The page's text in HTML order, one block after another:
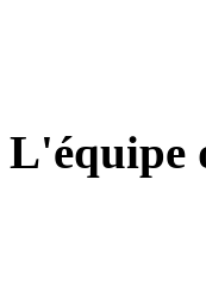
L'équipe